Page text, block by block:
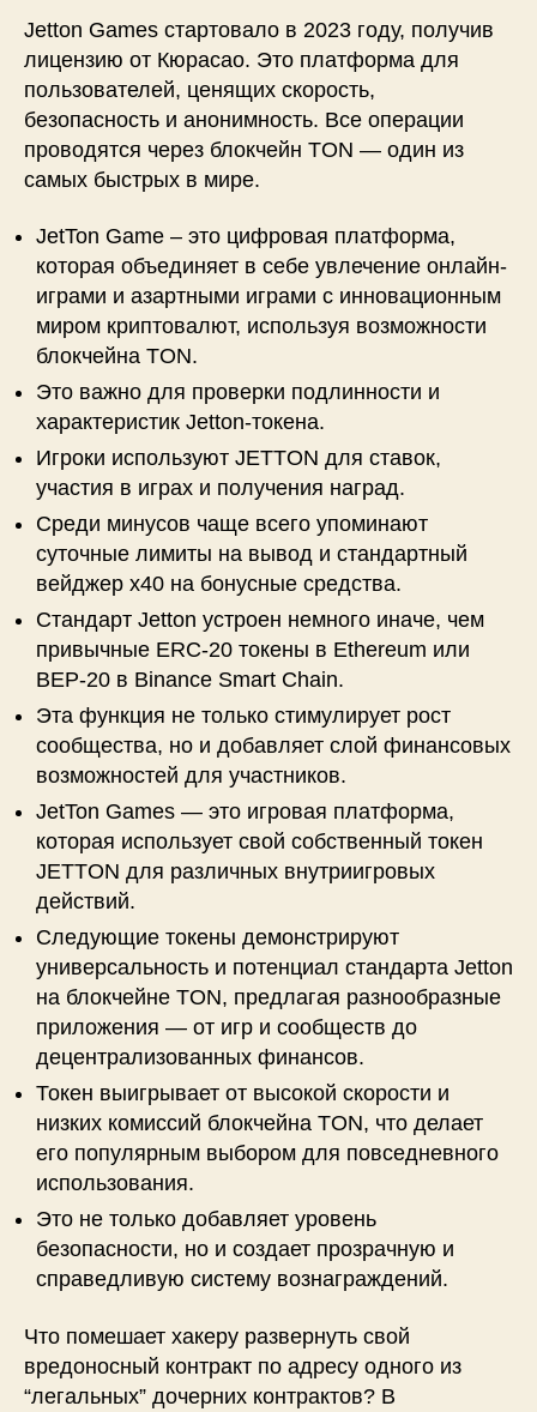
Jetton Games стартовало в 2023 году, получив
лицензию от Кюрасао. Это платформа для
пользователей, ценящих скорость,
безопасность и анонимность. Все операции
проводятся через блокчейн TON — один из
самых быстрых в мире.
JetTon Game – это цифровая платформа,
которая объединяет в себе увлечение онлайн-
играми и азартными играми с инновационным
миром криптовалют, используя возможности
блокчейна TON.
Это важно для проверки подлинности и
характеристик Jetton-токена.
Игроки используют JETTON для ставок,
участия в играх и получения наград.
Среди минусов чаще всего упоминают
суточные лимиты на вывод и стандартный
вейджер x40 на бонусные средства.
Стандарт Jetton устроен немного иначе, чем
привычные ERC-20 токены в Ethereum или
BEP-20 в Binance Smart Chain.
Эта функция не только стимулирует рост
сообщества, но и добавляет слой финансовых
возможностей для участников.
JetTon Games — это игровая платформа,
которая использует свой собственный токен
JETTON для различных внутриигровых
действий.
Следующие токены демонстрируют
универсальность и потенциал стандарта Jetton
на блокчейне TON, предлагая разнообразные
приложения — от игр и сообществ до
децентрализованных финансов.
Токен выигрывает от высокой скорости и
низких комиссий блокчейна TON, что делает
его популярным выбором для повседневного
использования.
Это не только добавляет уровень
безопасности, но и создает прозрачную и
справедливую систему вознаграждений.
Что помешает хакеру развернуть свой
вредоносный контракт по адресу одного из
“легальных” дочерних контрактов? В